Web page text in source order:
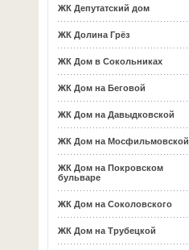
ЖК Депутатский дом
ЖК Долина Грёз
ЖК Дом в Сокольниках
ЖК Дом на Беговой
ЖК Дом на Давыдковской
ЖК Дом на Мосфильмовской
ЖК Дом на Покровском
бульваре
ЖК Дом на Соколовского
ЖК Дом на Трубецкой